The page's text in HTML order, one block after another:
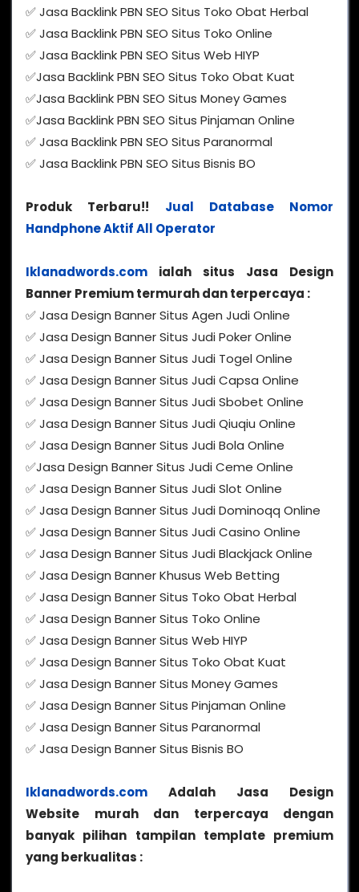
✅ Jasa Backlink PBN SEO Situs Toko Obat Herbal
✅ Jasa Backlink PBN SEO Situs Toko Online
✅ Jasa Backlink PBN SEO Situs Web HIYP
✅Jasa Backlink PBN SEO Situs Toko Obat Kuat
✅Jasa Backlink PBN SEO Situs Money Games
✅Jasa Backlink PBN SEO Situs Pinjaman Online
✅ Jasa Backlink PBN SEO Situs Paranormal
✅ Jasa Backlink PBN SEO Situs Bisnis BO
Produk Terbaru!! Jual Database Nomor
Handphone Aktif All Operator
Iklanadwords.com ialah situs Jasa Design
Banner Premium termurah dan terpercaya :
✅ Jasa Design Banner Situs Agen Judi Online
✅ Jasa Design Banner Situs Judi Poker Online
✅ Jasa Design Banner Situs Judi Togel Online
✅ Jasa Design Banner Situs Judi Capsa Online
✅ Jasa Design Banner Situs Judi Sbobet Online
✅ Jasa Design Banner Situs Judi Qiuqiu Online
✅ Jasa Design Banner Situs Judi Bola Online
✅Jasa Design Banner Situs Judi Ceme Online
✅ Jasa Design Banner Situs Judi Slot Online
✅ Jasa Design Banner Situs Judi Dominoqq Online
✅ Jasa Design Banner Situs Judi Casino Online
✅ Jasa Design Banner Situs Judi Blackjack Online
✅ Jasa Design Banner Khusus Web Betting
✅ Jasa Design Banner Situs Toko Obat Herbal
✅ Jasa Design Banner Situs Toko Online
✅ Jasa Design Banner Situs Web HIYP
✅ Jasa Design Banner Situs Toko Obat Kuat
✅ Jasa Design Banner Situs Money Games
✅ Jasa Design Banner Situs Pinjaman Online
✅ Jasa Design Banner Situs Paranormal
✅ Jasa Design Banner Situs Bisnis BO
Iklanadwords.com Adalah Jasa Design
Website murah dan terpercaya dengan
banyak pilihan tampilan template premium
yang berkualitas :